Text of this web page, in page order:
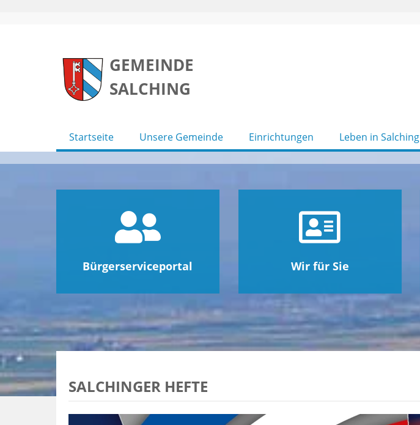
GEMEINDE
SALCHING
Startseite Unsere Gemeinde Einrichtungen Leben in Salching
Bürgerserviceportal Wir für Sie
SALCHINGER HEFTE